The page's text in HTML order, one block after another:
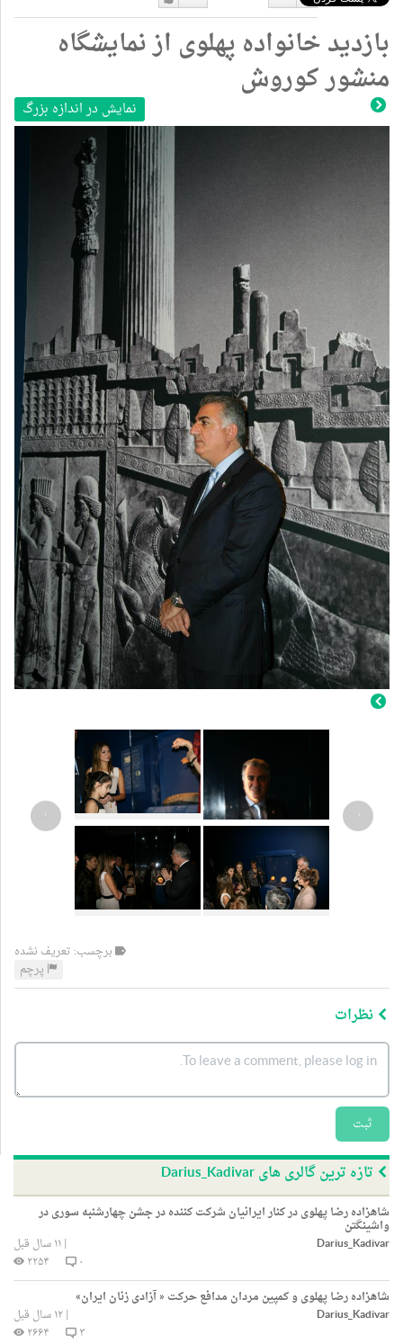
دوست
دارم
دوست
نداشتن
بازدید خانواده پهلوی از نمایشگاه
منشور کوروش
نمایش در اندازه بزرگ
‹
›
برچسب: تعریف نشده
پرچم
نظرات
ثبت
تازه ترین گالری های Darius_Kadivar
شاهزاده رضا پهلوی در کنار ایرانیان شرکت کننده در جشن چهارشنبه سوری در
واشینگتن
Darius_Kadivar
|۱۱ سال قبل
۰
۲۲۵۴
شاهزاده رضا پهلوی و کمپین مردان مدافع حرکت « آزادی زنان ایران»
Darius_Kadivar
|۱۲ سال قبل
۳
۲۶۶۴